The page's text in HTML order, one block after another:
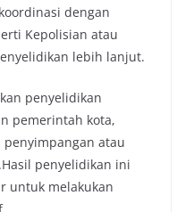
dengan
Kepolisian atau
lebih lanjut.
penyelidikan
pemerintah kota,
atau
penyelidikan ini
untuk melakukan